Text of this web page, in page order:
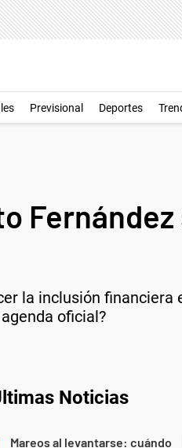
Previsional Deportes
Fernández
la inclusión financiera
oficial?
Noticias
Mareos al levantarse: cuándo